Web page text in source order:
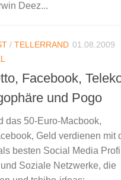
Deez...
/ TELLERRAND 01.08.2009
Facebook,
und Pogo
das 50-Euro-Macbook,
Geld verdienen mit
besten Social Media
Soziale Netzwerke, die